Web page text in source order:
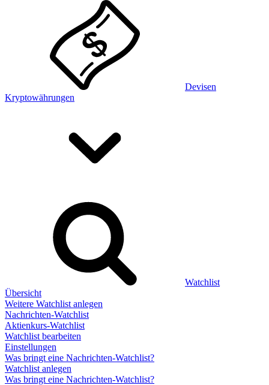
Devisen
Kryptowährungen
Watchlist
Übersicht
Weitere Watchlist anlegen
Nachrichten-Watchlist
Aktienkurs-Watchlist
Watchlist bearbeiten
Einstellungen
Was bringt eine Nachrichten-Watchlist?
Watchlist anlegen
Was bringt eine Nachrichten-Watchlist?